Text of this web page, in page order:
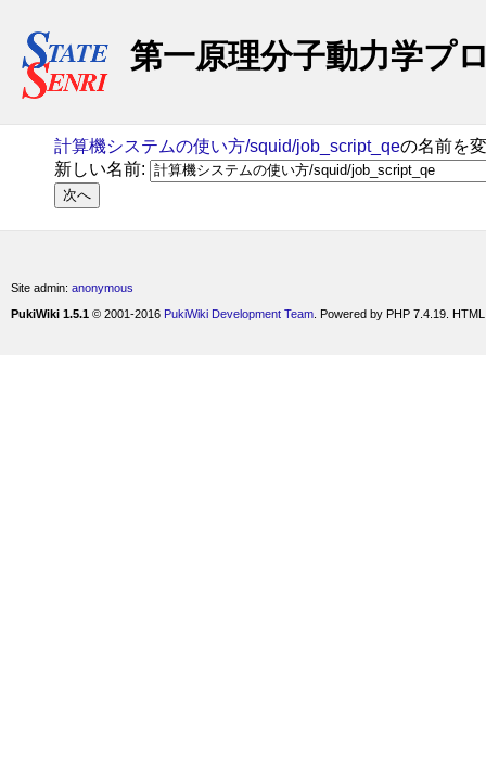
第一原理分子動力学プ
計算機システムの使い方/squid/job_script_qeの名前を
新しい名前:
Site admin: anonymous
PukiWiki 1.5.1 © 2001-2016 PukiWiki Development Team . Powered by PHP 7.4.19.